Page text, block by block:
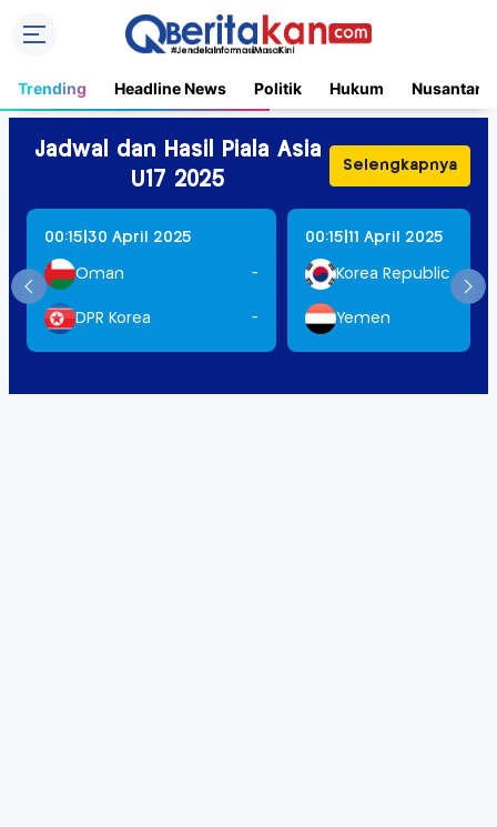
Trending Headline News Politik Hukum Nusantara
Jadwal dan Hasil Piala Asia
U17 2025
Selengkapnya
00:15 30 April 2025
Oman -
DPR Korea -
00:15 11 April 2025
Korea Republic
Yemen